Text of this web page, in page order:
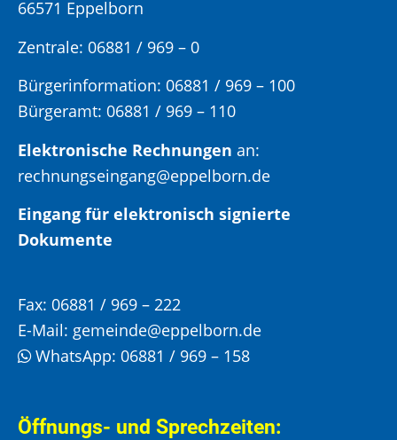
66571 Eppelborn
Zentrale: 06881 / 969 – 0
Bürgerinformation: 06881 / 969 – 100
Bürgeramt: 06881 / 969 – 110
Elektronische Rechnungen an:
rechnungseingang@eppelborn.de
Eingang für elektronisch signierte
Dokumente
Fax: 06881 / 969 – 222
E-Mail: gemeinde@eppelborn.de
WhatsApp: 06881 / 969 – 158
Öffnungs- und Sprechzeiten: